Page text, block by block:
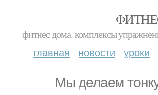
фитнес дома. комплексы
главная новости уроки
Мы делаем